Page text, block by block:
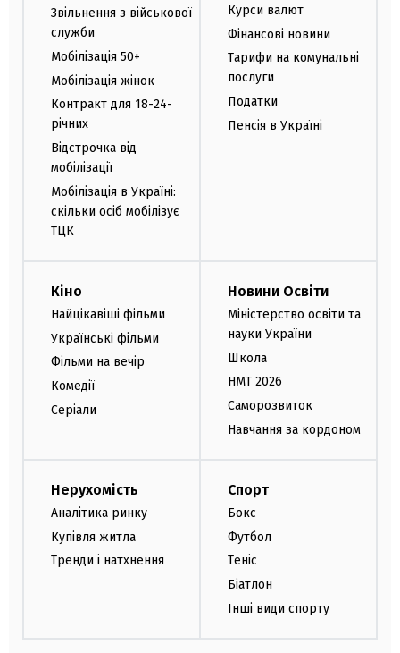
Звільнення з військової
служби
Мобілізація 50+
Мобілізація жінок
Контракт для 18-24-
річних
Відстрочка від
мобілізації
Мобілізація в Україні:
скільки осіб мобілізує
ТЦК
Курси валют
Фінансові новини
Тарифи на комунальні
послуги
Податки
Пенсія в Україні
Кіно
Найцікавіші фільми
Українські фільми
Фільми на вечір
Комедії
Серіали
Новини Освіти
Міністерство освіти та
науки України
Школа
НМТ 2026
Саморозвиток
Навчання за кордоном
Нерухомість
Аналітика ринку
Купівля житла
Тренди і натхнення
Спорт
Бокс
Футбол
Теніс
Біатлон
Інші види спорту